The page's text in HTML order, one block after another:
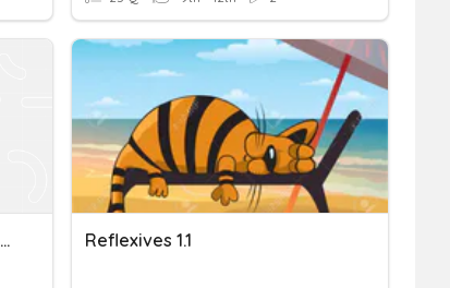
Reflexiones Sobre La Historia Y La Justicia Social Reflexives 1.1